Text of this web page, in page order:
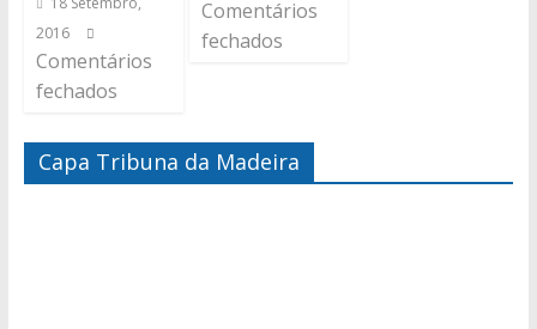
2016
Comentários
fechados
Comentários
fechados
Capa Tribuna da Madeira